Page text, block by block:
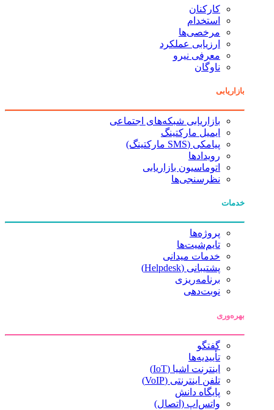
کارکنان
استخدام
مرخصی‌ها
ارزیابی عملکرد
معرفی نیرو
ناوگان
بازاریابی
بازاریابی شبکه‌های اجتماعی
ایمیل مارکتینگ
پیامکی (SMS مارکتینگ)
رویدادها
اتوماسیون بازاریابی
نظرسنجی‌ها
خدمات
پروژه‌ها
تایم‌شیت‌ها
خدمات میدانی
پشتیبانی (Helpdesk)
برنامه‌ریزی
نوبت‌دهی
بهره‌وری
گفتگو
تأییدیه‌ها
اینترنت اشیا (IoT)
تلفن اینترنتی (VoIP)
پایگاه دانش
واتس‌اپ (اتصال)